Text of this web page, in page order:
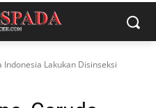
Lakukan Disinseksi